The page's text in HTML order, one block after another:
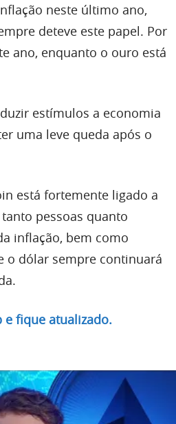
neste último ano,
deteve este papel. Por
ano, enquanto o ouro está
estímulos a economia
uma leve queda após o
está fortemente ligado a
pessoas quanto
inflação, bem como
o dólar sempre continuará
e fique atualizado.